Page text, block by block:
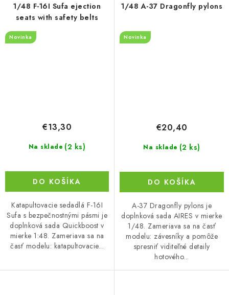
1/48 F-16I Sufa ejection
seats with safety belts
Novinka
Na sklade (2 ks)
€13,30
DO KOŠÍKA
Katapultovacie sedadlá F-16I
Sufa s bezpečnostnými pásmi je
doplnková sada Quickboost v
mierke 1:48. Zameriava sa na
časť modelu: katapultovacie...
1/48 A-37 Dragonfly pylons
Novinka
Na sklade (2 ks)
€20,40
DO KOŠÍKA
A-37 Dragonfly pylons je
doplnková sada AIRES v mierke
1/48. Zameriava sa na časť
modelu: závesníky a pomôže
spresniť viditeľné detaily
hotového...